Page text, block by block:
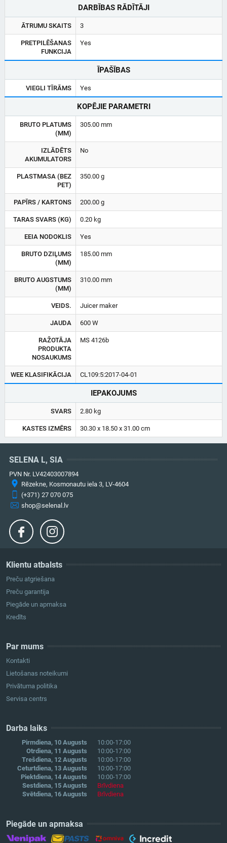
DARBĪBAS RĀDĪTĀJI
ĀTRUMU SKAITS 3
PRETPILĒŠANAS
FUNKCIJA
Yes
ĪPAŠĪBAS
VIEGLI TĪRĀMS Yes
KOPĒJIE PARAMETRI
BRUTO PLATUMS
(MM)
305.00 mm
IZLĀDĒTS
AKUMULATORS
No
PLASTMASA (BEZ
PET)
350.00 g
PAPĪRS / KARTONS 200.00 g
TARAS SVARS (KG) 0.20 kg
EEIA NODOKLIS Yes
BRUTO DZIĻUMS
(MM)
185.00 mm
BRUTO AUGSTUMS
(MM)
310.00 mm
VEIDS. Juicer maker
JAUDA 600 W
RAŽOTĀJA
PRODUKTA
NOSAUKUMS
MS 4126b
WEE KLASIFIKĀCIJA CL109:5:2017-04-01
IEPAKOJUMS
SVARS 2.80 kg
KASTES IZMĒRS 30.30 x 18.50 x 31.00 cm
Klientu atbalsts
Preču atgriešana
Preču garantija
Piegāde un apmaksa
Kredīts
Par mums
Kontakti
Lietošanas noteikumi
Privātuma politika
Servisa centrs
Darba laiks
Pirmdiena, 10 Augusts
10:00-17:00
Otrdiena, 11 Augusts
10:00-17:00
Trešdiena, 12 Augusts
10:00-17:00
Ceturtdiena, 13 Augusts
10:00-17:00
Piektdiena, 14 Augusts
10:00-17:00
Sestdiena, 15 Augusts
Brīvdiena
Svētdiena, 16 Augusts
Brīvdiena
Piegāde un apmaksa
SELENA L, SIA
PVN Nr. LV42403007894
Rēzekne, Kosmonautu iela 3, LV-4604
(+371) 27 070 075
shop@selenal.lv